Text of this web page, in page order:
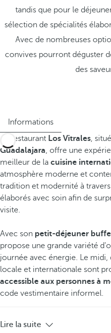
tandis que pour le
sélection de spécialités
Avec de nombreuses
convives pourront déguster
des
Informations
Le restaurant Los Vitrales,
Guadalajara, offre une
meilleur de la cuisine
atmosphère moderne et
tradition et modernité à
élaborés avec soin afin de
visite.
Avec son petit-déjeuner
propose une grande variété
journée avec énergie. Le midi,
locale et internationale sont
accessible aux personnes à
code vestimentaire informel.
Lire la suite